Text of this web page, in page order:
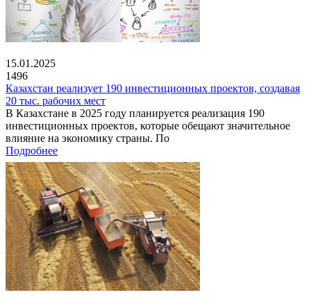
15.01.2025
1496
Казахстан реализует 190 инвестиционных проектов, создавая
20 тыс. рабочих мест
В Казахстане в 2025 году планируется реализация 190
инвестиционных проектов, которые обещают значительное
влияние на экономику страны. По
Подробнее